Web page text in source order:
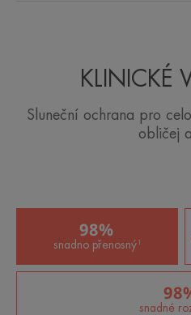
• NEZANECHÁVÁ BÍLÝ
Velmi tekutá a lehká textura
hledají lehkost a svěžest.
Parfemace
KLINICKÉ
Sluneční ochrana pro
obličej
98%
snadno přenosný¹
snadné